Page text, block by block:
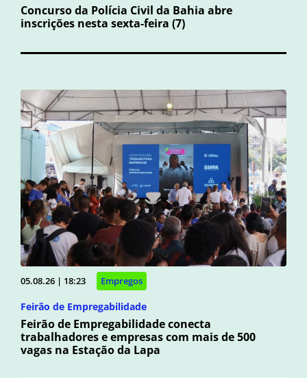
Concurso da Polícia Civil da Bahia abre
inscrições nesta sexta-feira (7)
05.08.26 | 18:23 Empregos
Feirão de Empregabilidade
Feirão de Empregabilidade conecta
trabalhadores e empresas com mais de 500
vagas na Estação da Lapa